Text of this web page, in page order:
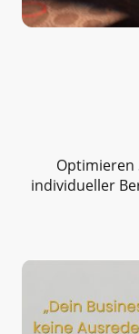
Optimieren
individueller